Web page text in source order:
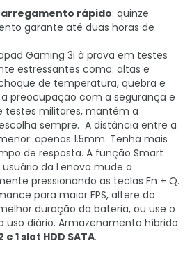
rápido: quinze
garante até duas horas de
Gaming 3i à prova em testes
estressantes como: altas e
de temperatura, quebra e
preocupação com a segurança e
testes militares, mantém a
sempre. A distância entre a
apenas 1.5mm. Tenha mais
de resposta. A função Smart
da Lenovo mude a
pressionando as teclas Fn + Q.
para maior FPS, altere do
duração da bateria, ou use o
uso diário. Armazenamento híbrido:
e 1 slot HDD SATA.